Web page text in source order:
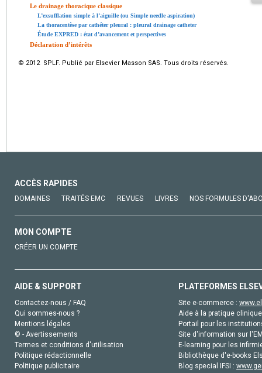
Le drainage thoracique classique
L’exsufflation simple à l’aiguille (ou Simple needle aspiration)
La thoracentèse par cathéter pleural : pleural drainage catheter
Étude EXPRED : état d’avancement et perspectives
Déclaration d’intérêts
© 2012 SPLF. Publié par Elsevier Masson SAS. Tous droits réservés.
ACCÈS RAPIDES
DOMAINES TRAITÉS EMC REVUES LIVRES NOS FORMULES
MON COMPTE
CRÉER UN COMPTE
AIDE & SUPPORT
Contactez-nous / FAQ
Qui sommes-nous ?
Mentions légales
© - Avertissements
Termes et conditions d'utilisation
Politique rédactionnelle
Politique publicitaire
PLATEFORMES
Site e-commerce :
Aide à la pratique
Portail pour les
Site d'information sur
E-learning pour les
Bibliothèque d'e-books
Blog special IFSI :